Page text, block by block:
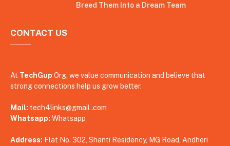
Breed Them Into a Dream Team
CONTACT US
At TechGup Org, we value communication and believe that
strong connections help us grow better.
Mail: tech4links@gmail .com
Whatsapp: Whatsapp
Address: Flat No. 302, Shanti Residency, MG Road, Andheri